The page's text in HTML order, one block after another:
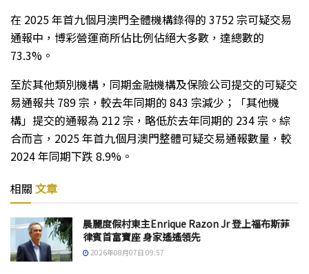
在 2025 年首九個月澳門全體機構錄得的 3752 宗可疑交易
通報中，博彩營運商所佔比例佔絕大多數，達總數的
73.3%。
至於其他類別機構，同期金融機構及保險公司提交的可疑交
易通報共 789 宗，較去年同期的 843 宗減少；「其他機
構」提交的通報為 212 宗，略低於去年同期的 234 宗。綜
合而言，2025 年首九個月澳門整體可疑交易通報數量，較
2024 年同期下跌 8.9%。
相關 文章
晨麗度假村東主Enrique Razon Jr 登上福布斯菲
律賓首富寶座 身家遙遙領先
2026年08月07日 09:57